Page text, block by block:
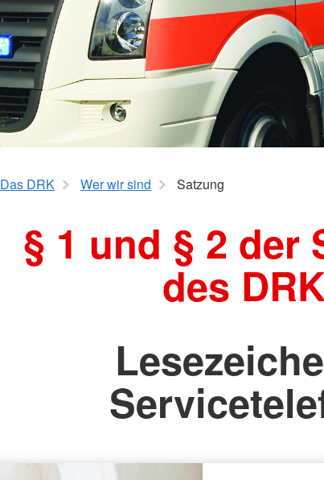
Das DRK Wer wir sind Satzung
§ 1 und § 2 der
des